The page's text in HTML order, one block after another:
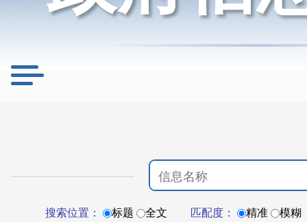
搜索位置： 标题 全文 匹配度： 精准 模糊